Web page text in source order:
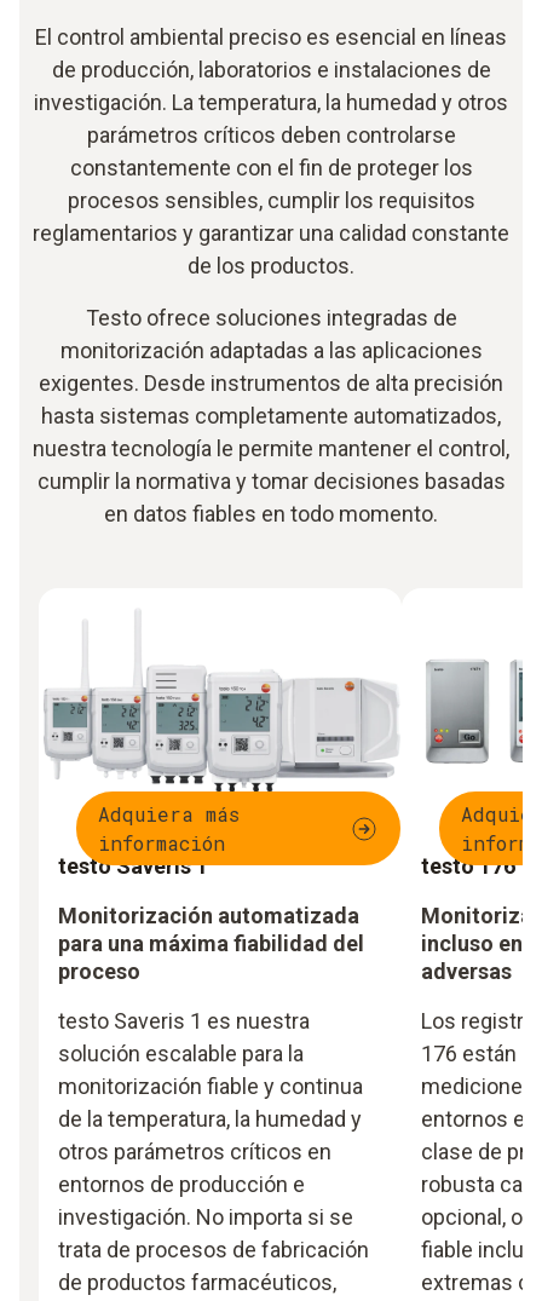
El control ambiental preciso es esencial en líneas
de producción, laboratorios e instalaciones de
investigación. La temperatura, la humedad y otros
parámetros críticos deben controlarse
constantemente con el fin de proteger los
procesos sensibles, cumplir los requisitos
reglamentarios y garantizar una calidad constante
de los productos.
Testo ofrece soluciones integradas de
monitorización adaptadas a las aplicaciones
exigentes. Desde instrumentos de alta precisión
hasta sistemas completamente automatizados,
nuestra tecnología le permite mantener el control,
cumplir la normativa y tomar decisiones basadas
en datos fiables en todo momento.
Adquiera más
información
testo Saveris 1
Monitorización automatizada
para una máxima fiabilidad del
proceso
testo Saveris 1 es nuestra
solución escalable para la
monitorización fiable y continua
de la temperatura, la humedad y
otros parámetros críticos en
entornos de producción e
investigación. No importa si se
trata de procesos de fabricación
de productos farmacéuticos,
testo 176
incluso en
adversas
Los
176 están
mediciones
entornos
clase de
robusta
opcional,
fiable
extremas